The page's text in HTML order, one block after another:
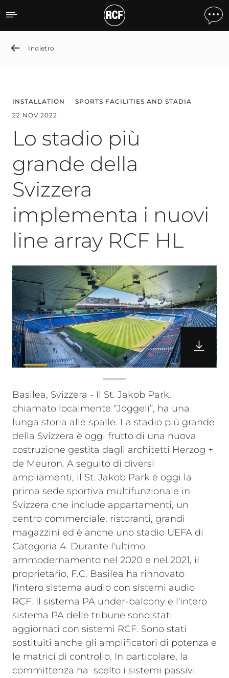
Lo stadio più grande
Indietro
INSTALLATION
SPORTS FACILITIES AND STADIA
22 NOV 2022
Lo stadio più
grande della
Svizzera
implementa i nuovi
line array RCF HL
Basilea, Svizzera - Il St. Jakob Park,
chiamato localmente “Joggeli”, ha una
lunga storia alle spalle. La stadio più grande
della Svizzera è oggi frutto di una nuova
costruzione gestita dagli architetti Herzog +
de Meuron. A seguito di diversi
ampliamenti, il St. Jakob Park è oggi la
prima sede sportiva multifunzionale in
Svizzera che include appartamenti, un
centro commerciale, ristoranti, grandi
magazzini ed è anche uno stadio UEFA di
Categoria 4. Durante l'ultimo
ammodernamento nel 2020 e nel 2021, il
proprietario, F.C. Basilea ha rinnovato
l'intero sistema audio con sistemi audio
RCF. Il sistema PA under-balcony e l'intero
sistema PA delle tribune sono stati
aggiornati con sistemi RCF. Sono stati
sostituiti anche gli amplificatori di potenza e
le matrici di controllo. In particolare, la
committenza ha scelto i sistemi passivi